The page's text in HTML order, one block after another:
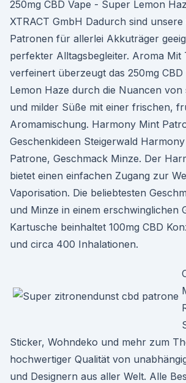
250mg CBD Vape - Super Lemon
XTRACT GmbH Dadurch sind unsere
Patronen für allerlei Akkuträger
perfekter Alltagsbegleiter. Aroma Mit
verfeinert überzeugt das 250mg
Lemon Haze durch die Nuancen von
und milder Süße mit einer frischen,
Aromamischung. Harmony Mint
Geschenkideen Steigerwald
Patrone, Geschmack Minze. Der
bietet einen einfachen Zugang zur
Vaporisation. Die beliebtesten
und Minze in einem erschwinglichen
Kartusche beinhaltet 100mg CBD
und circa 400 Inhalationen.
Sticker, Wohndeko und mehr zum
hochwertiger Qualität von
und Designern aus aller Welt. Alle